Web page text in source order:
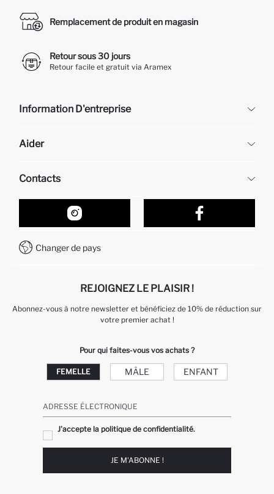
Remplacement de produit en magasin
Retour sous 30 jours
Retour facile et gratuit via Aramex
Information D'entreprise
À propos de nous
Aider
Retour et changement
Suivi de la Commande
Comment acheter sur DeFacto ?
Comment payer sur DeFacto?
Contacts
Nos Magasins
Formulaire de contact
Service Client +212 525 076 633
Changer de pays
REJOIGNEZ LE PLAISIR !
Abonnez-vous à notre newsletter et bénéficiez de 10% de réduction sur
votre premier achat !
Pour qui faites-vous vos achats ?
FEMELLE MÂLE ENFANT
ADRESSE ÉLECTRONIQUE
J'accepte la politique de confidentialité.
JE M'ABONNE !